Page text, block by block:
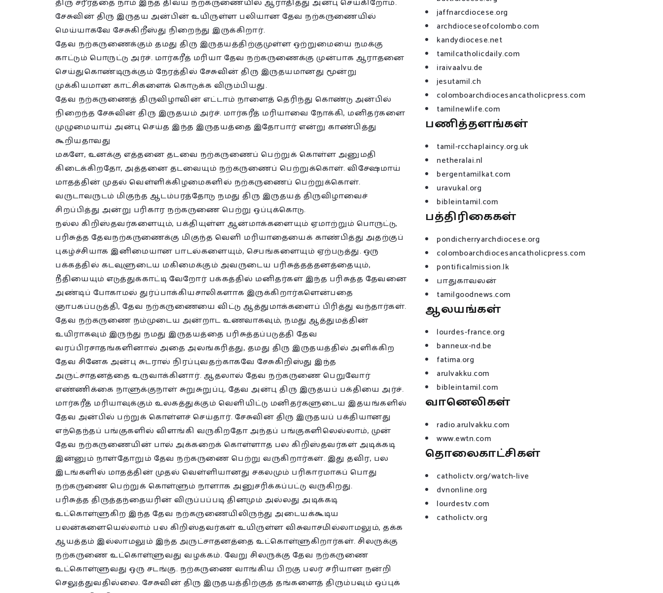
திரு சரீரத்தை நாம் இந்த திவ்ய நற்கருணையில் ஆராதித்து அன்பு செய்கிறோம்.
சேசுவின் திரு இருதய அன்பின் உயிருள்ள பலியான தேவ நற்கருணையில்
மெய்யாகவே சேசுகிறீஸ்து நிறைந்து இருக்கிறார்.
தேவ நற்கருணைக்கும் தமது திரு இருதயத்திற்குமுள்ள ஒற்றுமையை நமக்கு
காட்டும் பொருட்டு அர்ச். மார்கரீத் மரியா தேவ நற்கருணைக்கு முன்பாக ஆராதனை
செய்துகொண்டிருக்கும் நேரத்தில் சேசுவின் திரு இருதயமானது மூன்று
முக்கியமான காட்சிகளைக் கொடுக்க விரும்பியது.
தேவ நற்கருணைத் திருவிழாவின் எட்டாம் நாளைத் தெரிந்து கொண்டு அன்பில்
நிறைந்த சேசுவின் திரு இருதயம் அர்ச். மார்கரீத் மரியாவை நோக்கி, மனிதர்களை
முழுமையாய் அன்பு செய்த இந்த இருதயத்தை இதோபார் என்று காண்பித்து
கூறியதாவது
மகளே, உனக்கு எத்தனை தடவை நற்கருணைப் பெற்றுக் கொள்ள அனுமதி
கிடைக்கிறதோ, அத்தனை தடவையும் நற்கருணைப் பெற்றுக்கொள். விசேஷமாய்
மாதத்தின் முதல் வெள்ளிக்கிழமைகளில் நற்கருணைப் பெற்றுக்கொள்.
வருடாவருடம் மிகுந்த ஆடம்பரத்தோடு நமது திரு இருதயத் திருவிழாவைச்
சிறப்பித்து அன்று பரிகார நற்கருணை பெற்று ஒப்புக்கொடு.
நல்ல கிறிஸ்தவர்களையும், பக்தியுள்ள ஆன்மாக்களையும் ஏமாற்றும் பொருட்டு,
பரிசுத்த தேவநற்கருணைக்கு மிகுந்த வெளி மரியாதையைக் காண்பித்து அதற்குப்
புகழ்ச்சியாக இனிமையான பாடல்களையும், செபங்களையும் ஏற்படுத்து. ஒரு
பக்கத்தில் கடவுளுடைய மகிமைக்கும் அவருடைய பரிசுத்தத்தனத்தையும்,
நீதியையும் எடுத்துக்காட்டி வேறோர் பக்கத்தில் மனிதர்கள் இந்த பரிசுத்த தேவனை
அண்டிப் போகாமல் துர்ப்பாக்கியசாலிகளாக இருக்கிறார்களென்பதை
ஞாபகப்படுத்தி, தேவ நற்கருணையை விட்டு ஆத்துமாக்களைப் பிரித்து வந்தார்கள்.
தேவ நற்கருணை நம்முடைய அன்றாட உணவாகவும், நமது ஆத்துமத்தின்
உயிராகவும் இருந்து நமது இருதயத்தை பரிசுத்தப்படுத்தி தேவ
வரப்பிரசாதங்களினால் அதை அலங்கரித்து, தமது திரு இருதயத்தில் அளிக்கிற
தேவ சினேக அன்பு சுடரால் நிரப்புவதற்காகவே சேசுகிறிஸ்து இந்த
அருட்சாதனத்தை உருவாக்கினார். ஆதலால் தேவ நற்கருணை பெறுவோர்
எண்ணிக்கை நாளுக்குநாள் சுறுசுறுப்பு, தேவ அன்பு திரு இருதயப் பக்தியை அர்ச்.
மார்கரீத் மரியாவுக்கும் உலகத்துக்கும் வெளியிட்டு மனிதர்களுடைய இதயங்களில்
தேவ அன்பில் பற்றுக் கொள்ளச் செய்தார். சேசுவின் திரு இருதயப் பக்தியானது
எந்தெந்தப் பங்குகளில் விளங்கி வருகிறதோ அந்தப் பங்குகளிலெல்லாம், முன்
தேவ நற்கருணையின் பால் அக்கறைக் கொள்ளாத பல கிறிஸ்தவர்கள் அடிக்கடி
இன்னும் நாள்தோறும் தேவ நற்கருணை பெற்று வருகிறார்கள். இது தவிர, பல
இடங்களில் மாதத்தின் முதல் வெள்ளியானது சகலமும் பரிகாரமாகப் பொது
நற்கருணை பெற்றுக் கொள்ளும் நாளாக அனுசரிக்கப்பட்டு வருகிறது.
பரிசுத்த திருத்தந்தையரின் விருப்பப்படி தினமும் அல்லது அடிக்கடி
உட்கொள்ளுகிற இந்த தேவ நற்கருணையிலிருந்து அடையக்கூடிய
பலன்களையெல்லாம் பல கிறிஸ்தவர்கள் உயிருள்ள விசுவாசமில்லாமலும், தக்க
ஆயத்தம் இல்லாமலும் இந்த அருட்சாதனத்தை உட்கொள்ளுகிறார்கள். சிலருக்கு
நற்கருணை உட்கொள்ளுவது வழக்கம். வேறு சிலருக்கு தேவ நற்கருணை
உட்கொள்ளுவது ஒரு சடங்கு. நற்கருணை வாங்கிய பிறகு பலர் சரியான நன்றி
செலுத்துவதில்லை. சேசுவின் திரு இருதயத்திற்குத் தங்களைத் திரும்பவும் ஒப்புக்
jaffnarcdiocese.org
archdioceseofcolombo.com
kandydiocese.net
tamilcatholicdaily.com
iraivaalvu.de
jesutamil.ch
colomboarchdiocesancatholicpress.com
tamilnewlife.com
பணித்தளங்கள்
tamil-rcchaplaincy.org.uk
netheralai.nl
bergentamilkat.com
uravukal.org
bibleintamil.com
பத்திரிகைகள்
pondicherryarchdiocese.org
colomboarchdiocesancatholicpress.com
pontificalmission.lk
பாதுகாவலன்
tamilgoodnews.com
ஆலயங்கள்
lourdes-france.org
banneux-nd.be
fatima.org
arulvakku.com
bibleintamil.com
வானெலிகள்
radio.arulvakku.com
www.ewtn.com
தொலைகாட்சிகள்
catholictv.org/watch-live
dvnonline.org
lourdestv.com
catholictv.org